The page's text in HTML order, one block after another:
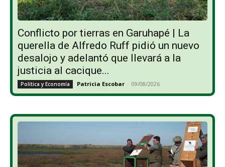
Conflicto por tierras en Garuhapé | La
querella de Alfredo Ruff pidió un nuevo
desalojo y adelantó que llevará a la
justicia al cacique...
Política y Economía Patricia Escobar - 09/08/2026